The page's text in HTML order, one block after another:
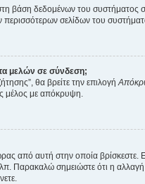
βάση δεδομένων του
σελίδων του
μελών σε σύνδεση;
θα βρείτε την επιλογή
μέλος με απόκρυψη.
από αυτή στην οποία
Παρακαλώ σημειώστε ότι η